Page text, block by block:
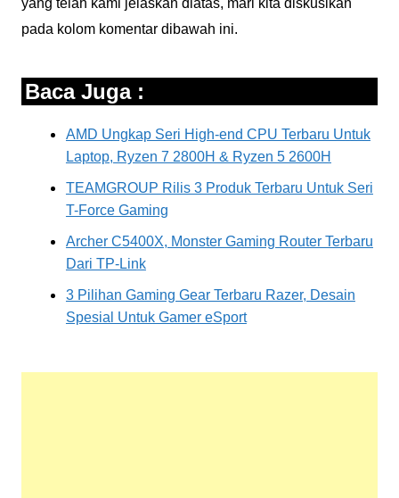
yang telah kami jelaskan diatas, mari kita diskusikan
pada kolom komentar dibawah ini.
Baca Juga :
AMD Ungkap Seri High-end CPU Terbaru Untuk
Laptop, Ryzen 7 2800H & Ryzen 5 2600H
TEAMGROUP Rilis 3 Produk Terbaru Untuk Seri
T-Force Gaming
Archer C5400X, Monster Gaming Router Terbaru
Dari TP-Link
3 Pilihan Gaming Gear Terbaru Razer, Desain
Spesial Untuk Gamer eSport